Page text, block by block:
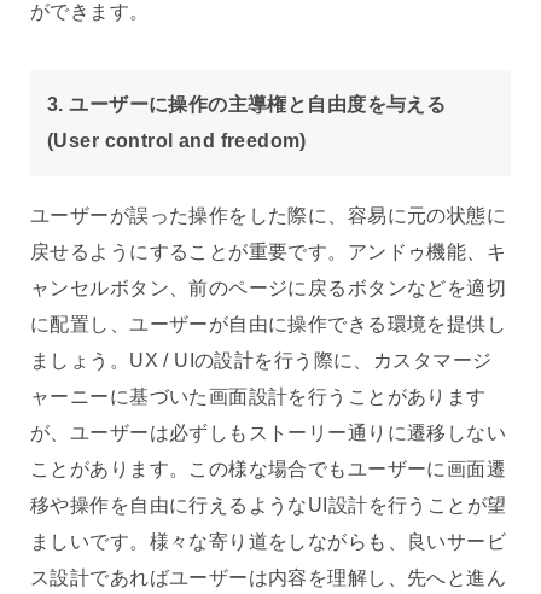
ができます。
3. ユーザーに操作の主導権と自由度を与える
(User control and freedom)
ユーザーが誤った操作をした際に、容易に元の状態に
戻せるようにすることが重要です。アンドゥ機能、キ
ャンセルボタン、前のページに戻るボタンなどを適切
に配置し、ユーザーが自由に操作できる環境を提供し
ましょう。UX / UIの設計を行う際に、カスタマージ
ャーニーに基づいた画面設計を行うことがあります
が、ユーザーは必ずしもストーリー通りに遷移しない
ことがあります。この様な場合でもユーザーに画面遷
移や操作を自由に行えるようなUI設計を行うことが望
ましいです。様々な寄り道をしながらも、良いサービ
ス設計であればユーザーは内容を理解し、先へと進ん